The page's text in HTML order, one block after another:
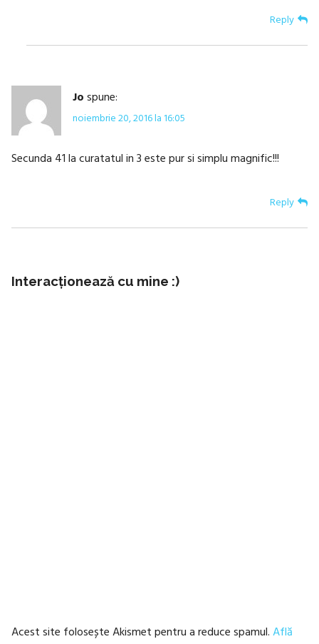
Reply
Jospune:
noiembrie 20, 2016 la 16:05
Secunda 41 la curatatul in 3 este pur si simplu magnific!!!
Reply
Interacționează cu mine :)
Acest site folosește Akismet pentru a reduce spamul.Află